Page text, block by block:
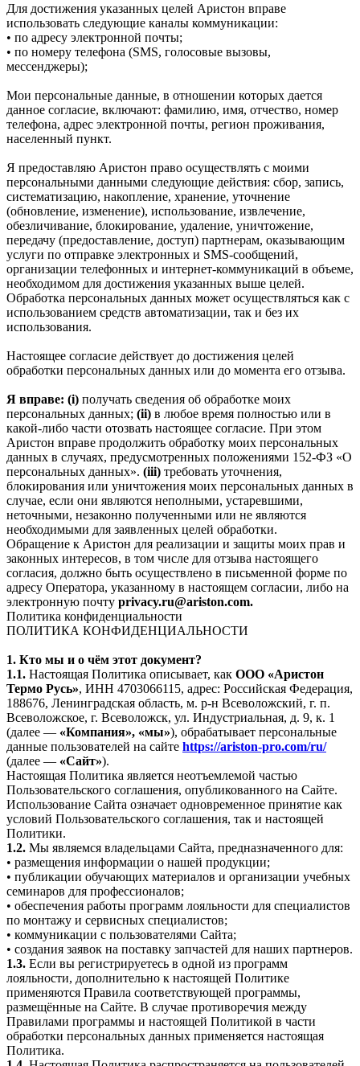
Для достижения указанных целей Аристон вправе
использовать следующие каналы коммуникации:
• по адресу электронной почты;
• по номеру телефона (SMS, голосовые вызовы,
мессенджеры);
Мои персональные данные, в отношении которых дается
данное согласие, включают: фамилию, имя, отчество, номер
телефона, адрес электронной почты, регион проживания,
населенный пункт.
Я предоставляю Аристон право осуществлять с моими
персональными данными следующие действия: сбор, запись,
систематизацию, накопление, хранение, уточнение
(обновление, изменение), использование, извлечение,
обезличивание, блокирование, удаление, уничтожение,
передачу (предоставление, доступ) партнерам, оказывающим
услуги по отправке электронных и SMS‑сообщений,
организации телефонных и интернет‑коммуникаций в объеме,
необходимом для достижения указанных выше целей.
Обработка персональных данных может осуществляться как с
использованием средств автоматизации, так и без их
использования.
Настоящее согласие действует до достижения целей
обработки персональных данных или до момента его отзыва.
Я вправе: (i) получать сведения об обработке моих
персональных данных; (ii) в любое время полностью или в
какой-либо части отозвать настоящее согласие. При этом
Аристон вправе продолжить обработку моих персональных
данных в случаях, предусмотренных положениями 152-ФЗ «О
персональных данных». (iii) требовать уточнения,
блокирования или уничтожения моих персональных данных в
случае, если они являются неполными, устаревшими,
неточными, незаконно полученными или не являются
необходимыми для заявленных целей обработки.
Обращение к Аристон для реализации и защиты моих прав и
законных интересов, в том числе для отзыва настоящего
согласия, должно быть осуществлено в письменной форме по
адресу Оператора, указанному в настоящем согласии, либо на
электронную почту privacy.ru@ariston.com.
Политика конфиденциальности
ПОЛИТИКА КОНФИДЕНЦИАЛЬНОСТИ
1. Кто мы и о чём этот документ?
1.1. Настоящая Политика описывает, как ООО «Аристон
Термо Русь», ИНН 4703066115, адрес: Российская Федерация,
188676, Ленинградская область, м. р-н Всеволожский, г. п.
Всеволожское, г. Всеволожск, ул. Индустриальная, д. 9, к. 1
(далее — «Компания», «мы»), обрабатывает персональные
данные пользователей на сайте https://ariston-pro.com/ru/
(далее — «Сайт»).
Настоящая Политика является неотъемлемой частью
Пользовательского соглашения, опубликованного на Сайте.
Использование Сайта означает одновременное принятие как
условий Пользовательского соглашения, так и настоящей
Политики.
1.2. Мы являемся владельцами Сайта, предназначенного для:
• размещения информации о нашей продукции;
• публикации обучающих материалов и организации учебных
семинаров для профессионалов;
• обеспечения работы программ лояльности для специалистов
по монтажу и сервисных специалистов;
• коммуникации с пользователями Сайта;
• создания заявок на поставку запчастей для наших партнеров.
1.3. Если вы регистрируетесь в одной из программ
лояльности, дополнительно к настоящей Политике
применяются Правила соответствующей программы,
размещённые на Сайте. В случае противоречия между
Правилами программы и настоящей Политикой в части
обработки персональных данных применяется настоящая
Политика.